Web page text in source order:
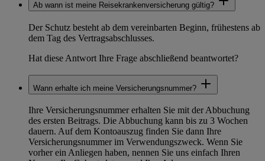
Ab wann ist meine Reisekrankenversicherung gültig?
Der Schutz besteht ab dem vereinbarten Beginn, frühestens ab
dem Tag des Vertragsabschlusses.
Hat diese Antwort Ihre Frage abschließend beantwortet?
Wann erhalte ich meine Versicherungsnummer?
Ihre Versicherungsnummer erhalten Sie mit der Abbuchung
des ersten Beitrags. Die Abbuchung kann bis zu 3 Wochen
dauern. Auf dem Kontoauszug finden Sie dann Ihre
Versicherungsnummer im Verwendungszweck. Wenn Sie
vorher ein Anliegen haben, nennen Sie uns einfach Ihren